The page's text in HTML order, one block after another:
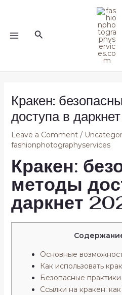
Search
Кракен:
доступа в
Leave a Comment /
fashionphotographyservices
Кракен:
методы
даркнет
Основные
Как использовать
Безопасные
Ссылки на кракен: